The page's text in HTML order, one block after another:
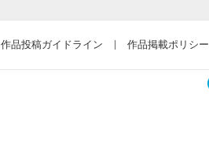
   …………約束、思い出してね？
作品投稿ガイドライン 作品掲載ポリシー